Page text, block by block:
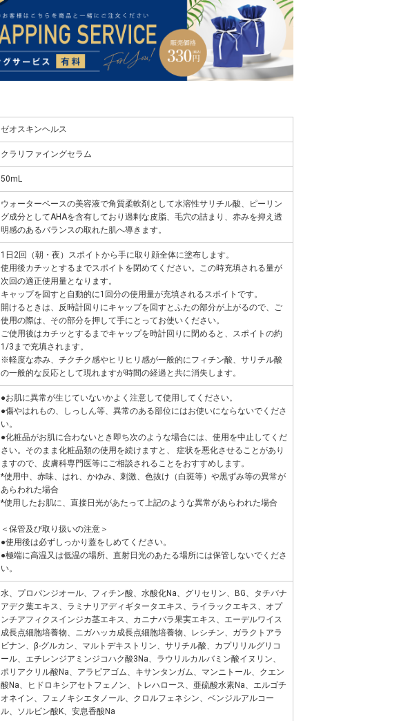
ゼオスキンヘルス
クラリファイングセラム
50mL
ウォーターベースの美容液で角質柔軟剤として水溶性サリチル酸、ピーリン
グ成分としてAHAを含有しており過剰な皮脂、毛穴の詰まり、赤みを抑え透
明感のあるバランスの取れた肌へ導きます。
1日2回（朝・夜）スポイトから手に取り顔全体に塗布します。
使用後カチッとするまでスポイトを閉めてください。この時充填される量が
次回の適正使用量となります。
キャップを回すと自動的に1回分の使用量が充填されるスポイトです。
開けるときは、反時計回りにキャップを回すとふたの部分が上がるので、ご
使用の際は、その部分を押して手にとってお使いください。
ご使用後はカチッとするまでキャップを時計回りに閉めると、スポイトの約
1/3まで充填されます。
※軽度な赤み、チクチク感やヒリヒリ感が一般的にフィチン酸、サリチル酸
の一般的な反応として現れますが時間の経過と共に消失します。
●お肌に異常が生じていないかよく注意して使用してください。
●傷やはれもの、しっしん等、異常のある部位にはお使いにならないでくださ
い。
●化粧品がお肌に合わないとき即ち次のような場合には、使用を中止してくだ
さい。そのまま化粧品類の使用を続けますと、 症状を悪化させることがあり
ますので、皮膚科専門医等にご相談されることをおすすめします。
*使用中、赤味、はれ、かゆみ、刺激、色抜け（白斑等）や黒ずみ等の異常が
あらわれた場合
*使用したお肌に、直接日光があたって上記のような異常があらわれた場合
＜保管及び取り扱いの注意＞
●使用後は必ずしっかり蓋をしめてください。
●極端に高温又は低温の場所、直射日光のあたる場所には保管しないでくださ
い。
水、プロパンジオール、フィチン酸、水酸化Na、グリセリン、BG、タチバナ
アデク葉エキス、ラミナリアディギタータエキス、ライラックエキス、オプ
ンチアフィクスインジカ茎エキス、カニナバラ果実エキス、エーデルワイス
成長点細胞培養物、ニガハッカ成長点細胞培養物、レシチン、ガラクトアラ
ビナン、β-グルカン、マルトデキストリン、サリチル酸、カプリリルグリコ
ール、エチレンジアミンジコハク酸3Na、ラウリルカルバミン酸イヌリン、
ポリアクリル酸Na、アラビアゴム、キサンタンガム、マンニトール、クエン
酸Na、ヒドロキシアセトフェノン、トレハロース、亜硫酸水素Na、エルゴチ
オネイン、フェノキシエタノール、クロルフェネシン、ベンジルアルコー
ル、ソルビン酸K、安息香酸Na